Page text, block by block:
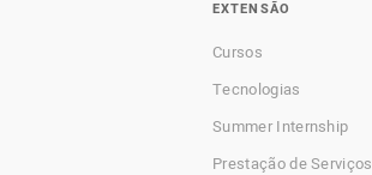
EXTENSÃO
Cursos
Tecnologias
Summer Internship
Prestação de Serviços